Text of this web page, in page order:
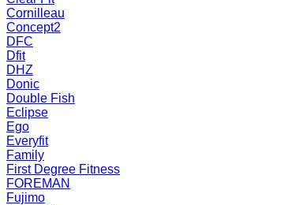
Cornilleau
Concept2
DFC
Dfit
DHZ
Donic
Double Fish
Eclipse
Ego
Everyfit
Family
First Degree Fitness
FOREMAN
Fujimo